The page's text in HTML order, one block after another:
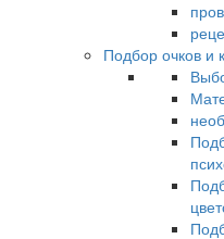
Подбор очков и